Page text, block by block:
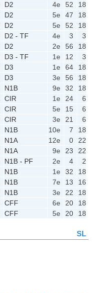
D2 4e 52 18
D2 5e 47 18
D2 5e 52 18
D2 - TF 4e 3 3
D2 2e 56 18
D3 - TF 1e 12 3
D3 1e 64 18
D3 3e 56 18
N1B 9e 32 18
CIR 1e 24 6
CIR 5e 15 6
CIR 3e 21 6
N1B 10e 7 18
N1A 12e 0 22
N1A 9e 23 22
N1B - PF 2e 4 2
N1B 1e 32 18
N1B 7e 13 16
N1B 3e 22 18
CFF 6e 20 18
CFF 5e 20 18
SL